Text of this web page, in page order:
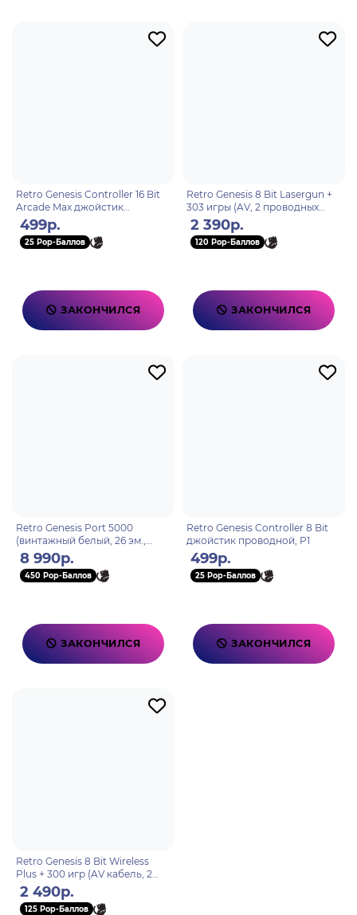
Retro Genesis Controller 16 Bit
Arcade Max джойстик
проводной
499р.
25 Pop-Баллов
ЗАКОНЧИЛСЯ
Retro Genesis 8 Bit Lasergun +
303 игры (AV, 2 проводных
джойстика + пистолет Заппер)
2 390р.
120 Pop-Баллов
ЗАКОНЧИЛСЯ
Retro Genesis Port 5000
(винтажный белый, 26 эм.,
10500+игр, 5" экран IPS,SD-
карта, сохр.)
8 990р.
450 Pop-Баллов
ЗАКОНЧИЛСЯ
Retro Genesis Controller 8 Bit
джойстик проводной, P1
499р.
25 Pop-Баллов
ЗАКОНЧИЛСЯ
Retro Genesis 8 Bit Wireless
Plus + 300 игр (AV кабель, 2
беспроводных
аккумуляторных джойстика)
2 490р.
125 Pop-Баллов